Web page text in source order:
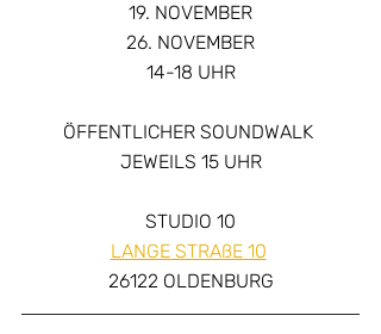
19. NOVEMBER
26. NOVEMBER
14-18 UHR
ÖFFENTLICHER SOUNDWALK
JEWEILS 15 UHR
STUDIO 10
LANGE STRAßE 10
26122 OLDENBURG